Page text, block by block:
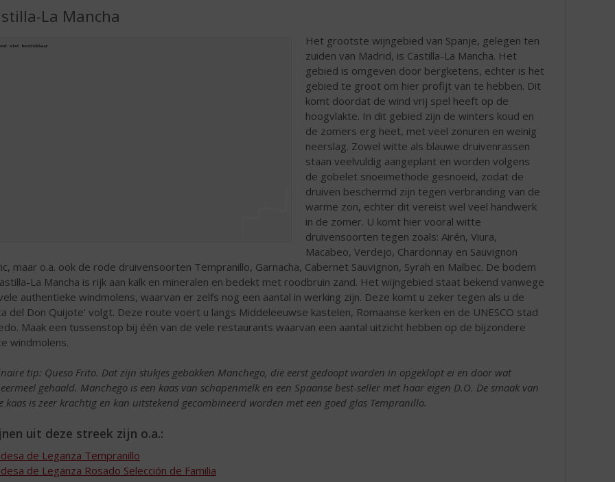
La Mancha
Het grootste wijngebied van Spanje, gelegen ten
zuiden van Madrid, is Castilla-La Mancha. Het
gebied is omgeven door bergketens, echter is het
gebied te groot om hier profijt van te hebben. Dit
komt doordat de wind vrij spel heeft op de
hoogvlakte. In dit gebied zijn de winters koud en
de zomers erg heet, met veel zonuren en weinig
neerslag. Zowel witte als blauwe druivenrassen
staan veelvuldig aangeplant en worden volgens
de gobelet snoeimethode gesnoeid, zodat de
druiven beschermd zijn tegen verbranding van de
warme zon, echter dit vereist wel veel handwerk
in de zomer. U komt hier vooral witte
druivensoorten tegen zoals: Airén, Viura,
Macabeo, Verdejo, Chardonnay en Sauvignon
maar o.a. ook de rode druivensoorten Tempranillo, Garnacha, Cabernet Sauvignon, Syrah en Malbec. De bodem
La Mancha is rijk aan kalk en mineralen en bedekt met roodbruin zand. Het wijngebied staat bekend vanwege
authentieke windmolens, waarvan er zelfs nog een aantal in werking zijn. Deze komt u zeker tegen als u de
del Don Quijote’ volgt. Deze route voert u langs Middeleeuwse kastelen, Romaanse kerken en de UNESCO stad
Maak een tussenstop bij één van de vele restaurants waarvan een aantal uitzicht hebben op de bijzondere
windmolens.
tip: Queso Frito. Dat zijn stukjes gebakken Manchego, die eerst gedoopt worden in opgeklopt ei en door wat
gehaald. Manchego is een kaas van schapenmelk en een Spaanse best-seller met haar eigen D.O. De smaak van
kaas is zeer krachtig en kan uitstekend gecombineerd worden met een goed glas Tempranillo.
uit deze streek zijn o.a.:
de Leganza Tempranillo
de Leganza Rosado Selección de Familia